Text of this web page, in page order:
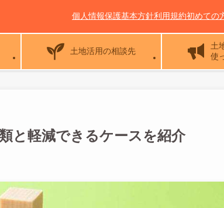
土地活用の相談先
土
使
個人情報保護基本方針利用規約初めての
と軽減できるケースを紹介